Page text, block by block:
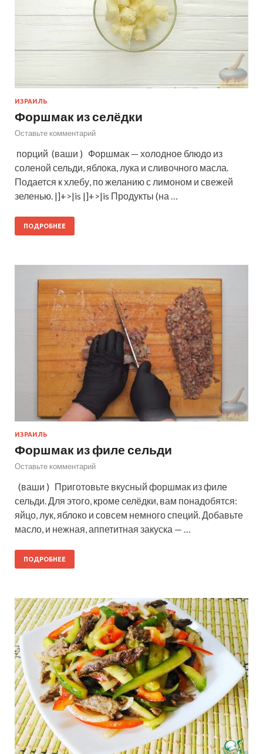
ИЗРАИЛЬ
Форшмак из селёдки
Оставьте комментарий
порций (ваши ) Форшмак — холодное блюдо из
соленой сельди, яблока, лука и сливочного масла.
Подается к хлебу, по желанию с лимоном и свежей
зеленью. |]+>|is |]+>|is Продукты (на …
ПОДРОБНЕЕ
ИЗРАИЛЬ
Форшмак из филе сельди
Оставьте комментарий
(ваши ) Приготовьте вкусный форшмак из филе
сельди. Для этого, кроме селёдки, вам понадобятся:
яйцо, лук, яблоко и совсем немного специй. Добавьте
масло, и нежная, аппетитная закуска — …
ПОДРОБНЕЕ